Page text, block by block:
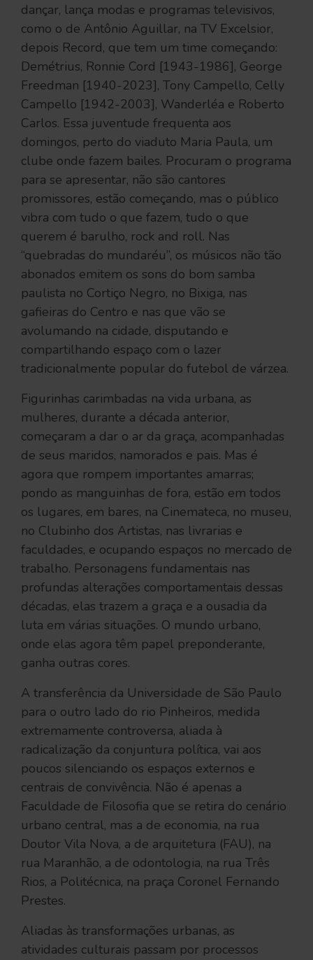
dançar, lança modas e programas televisivos,
como o de Antônio Aguillar, na TV Excelsior,
depois Record, que tem um time começando:
Demétrius, Ronnie Cord [1943-1986], George
Freedman [1940-2023], Tony Campello, Celly
Campello [1942-2003], Wanderléa e Roberto
Carlos. Essa juventude frequenta aos
domingos, perto do viaduto Maria Paula, um
clube onde fazem bailes. Procuram o programa
para se apresentar, não são cantores
promissores, estão começando, mas o público
vibra com tudo o que fazem, tudo o que
querem é barulho, rock and roll. Nas
“quebradas do mundaréu”, os músicos não tão
abonados emitem os sons do bom samba
paulista no Cortiço Negro, no Bixiga, nas
gafieiras do Centro e nas que vão se
avolumando na cidade, disputando e
compartilhando espaço com o lazer
tradicionalmente popular do futebol de várzea.
Figurinhas carimbadas na vida urbana, as
mulheres, durante a década anterior,
começaram a dar o ar da graça, acompanhadas
de seus maridos, namorados e pais. Mas é
agora que rompem importantes amarras;
pondo as manguinhas de fora, estão em todos
os lugares, em bares, na Cinemateca, no museu,
no Clubinho dos Artistas, nas livrarias e
faculdades, e ocupando espaços no mercado de
trabalho. Personagens fundamentais nas
profundas alterações comportamentais dessas
décadas, elas trazem a graça e a ousadia da
luta em várias situações. O mundo urbano,
onde elas agora têm papel preponderante,
ganha outras cores.
A transferência da Universidade de São Paulo
para o outro lado do rio Pinheiros, medida
extremamente controversa, aliada à
radicalização da conjuntura política, vai aos
poucos silenciando os espaços externos e
centrais de convivência. Não é apenas a
Faculdade de Filosofia que se retira do cenário
urbano central, mas a de economia, na rua
Doutor Vila Nova, a de arquitetura (FAU), na
rua Maranhão, a de odontologia, na rua Três
Rios, a Politécnica, na praça Coronel Fernando
Prestes.
Aliadas às transformações urbanas, as
atividades culturais passam por processos